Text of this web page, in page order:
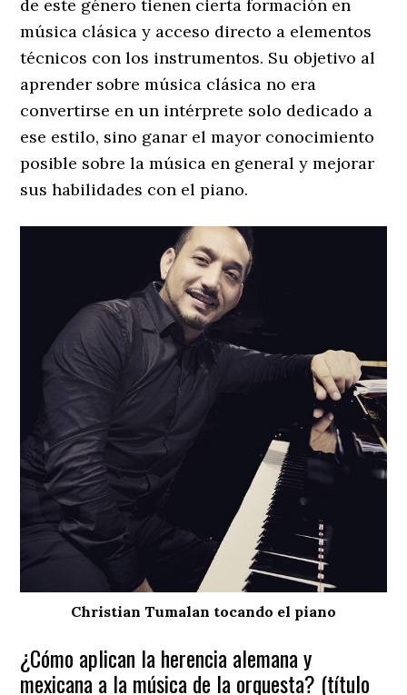
de este género tienen cierta formación en
música clásica y acceso directo a elementos
técnicos con los instrumentos. Su objetivo al
aprender sobre música clásica no era
convertirse en un intérprete solo dedicado a
ese estilo, sino ganar el mayor conocimiento
posible sobre la música en general y mejorar
sus habilidades con el piano.
Christian Tumalan tocando el piano
¿Cómo aplican la herencia alemana y
mexicana a la música de la orquesta? (título